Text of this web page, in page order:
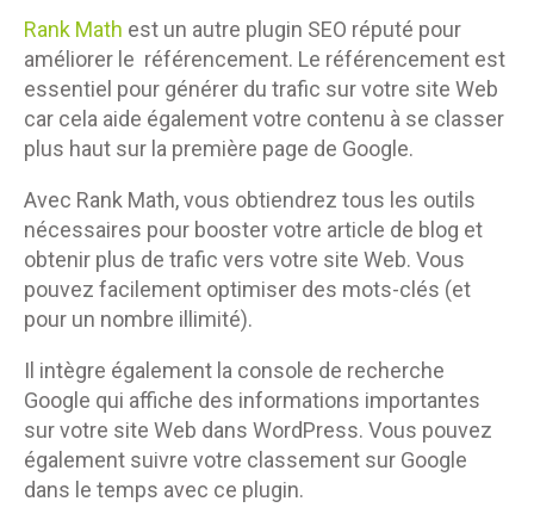
Rank Math est un autre plugin SEO réputé pour
améliorer le référencement. Le référencement est
essentiel pour générer du trafic sur votre site Web
car cela aide également votre contenu à se classer
plus haut sur la première page de Google.
Avec Rank Math, vous obtiendrez tous les outils
nécessaires pour booster votre article de blog et
obtenir plus de trafic vers votre site Web. Vous
pouvez facilement optimiser des mots-clés (et
pour un nombre illimité).
Il intègre également la console de recherche
Google qui affiche des informations importantes
sur votre site Web dans WordPress. Vous pouvez
également suivre votre classement sur Google
dans le temps avec ce plugin.